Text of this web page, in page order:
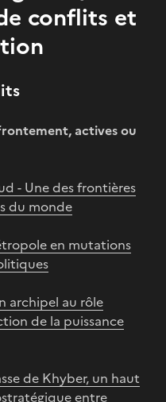
conflits et
actives ou
- Une des frontières
du monde
en mutations
archipel au rôle
de la puissance
de Khyber, un haut
entre